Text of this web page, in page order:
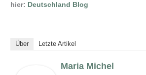
hier: Deutschland Blog
Über Letzte Artikel
Maria Michel